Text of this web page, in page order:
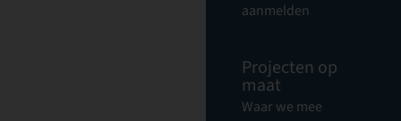
aanmelden
Projecten op
maat
Waar we mee